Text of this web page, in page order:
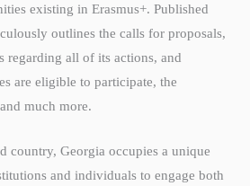
existing in Erasmus+. Published
outlines the calls for proposals,
regarding all of its actions, and
are eligible to participate, the
much more.
country, Georgia occupies a unique
and individuals to engage both